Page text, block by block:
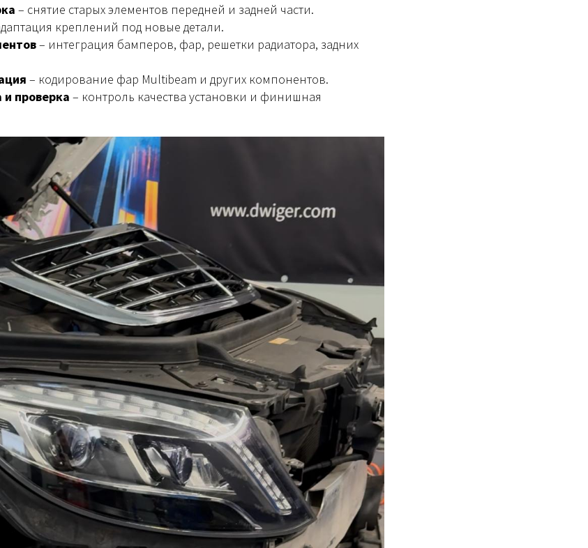
– снятие старых элементов передней и задней части.
креплений под новые детали.
– интеграция бамперов, фар, решетки радиатора, задних
– кодирование фар Multibeam и других компонентов.
проверка – контроль качества установки и финишная